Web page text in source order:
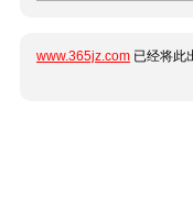
www.365jz.com 已经将此